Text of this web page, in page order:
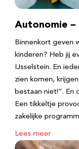
Autonomie –
Binnenkort geven
kinderen? Heb jij
IJsselstein. En
zien komen,
bestaan niet!”. En
Een tikkeltje
zakelijke
Lees meer